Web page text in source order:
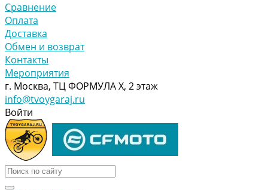
Сравнение
Оплата
Доставка
Обмен и возврат
Контакты
Мероприятия
г. Москва, ТЦ ФОРМУЛА Х, 2 этаж
info@tvoygaraj.ru
Войти